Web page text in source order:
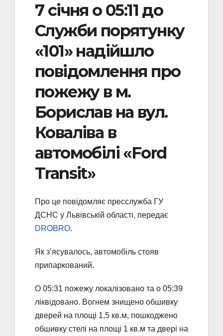
7 січня о 05:11 до
Служби порятунку
«101» надійшло
повідомлення про
пожежу в м.
Борислав на вул.
Коваліва в
автомобілі «Ford
Transit»
Про це повідомляє пресслужба ГУ
ДСНС у Львівській області, передає
DROBRO.
Як з’ясувалось, автомобіль стояв
припаркований.
О 05:31 пожежу локалізовано та о 05:39
ліквідовано. Вогнем знищено обшивку
дверей на площі 1,5 кв.м, пошкоджено
обшивку стелі на площі 1 кв.м та двері на